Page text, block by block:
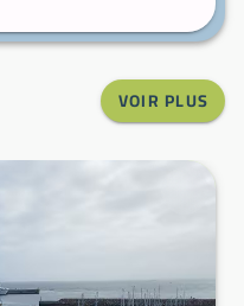
VOIR PLUS